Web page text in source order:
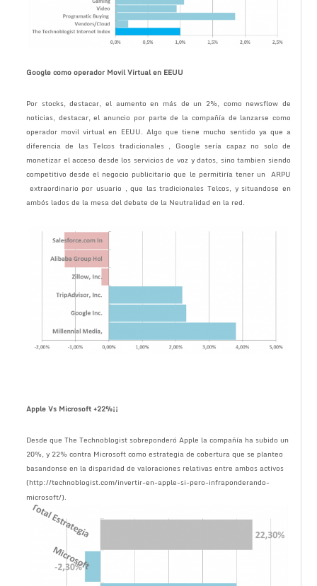
Google como operador Movil Virtual en EEUU
Por stocks, destacar, el aumento en más de un 2%, como newsflow de
noticias, destacar, el anuncio por parte de la compañía de lanzarse como
operador movil virtual en EEUU. Algo que tiene mucho sentido ya que a
diferencia de las Telcos tradicionales , Google sería capaz no solo de
monetizar el acceso desde los servicios de voz y datos, sino tambien siendo
competitivo desde el negocio publicitario que le permitiría tener un ARPU
extraordinario por usuario , que las tradicionales Telcos, y situandose en
ambós lados de la mesa del debate de la Neutralidad en la red.
Apple Vs Microsoft +22%¡¡
Desde que The Technoblogist sobreponderó Apple la compañía ha subido un
20%, y 22% contra Microsoft como estrategia de cobertura que se planteo
basandonse en la disparidad de valoraciones relativas entre ambos activos
(http://technoblogist.com/invertir-en-apple-si-pero-infraponderando-
microsoft/).